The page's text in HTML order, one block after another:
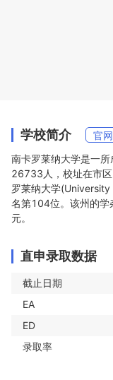
学校简介
官网
南卡罗莱纳大学是一
26733人，校址在市
罗莱纳大学
名第104位。该州的
元。
直申录取数据
截止日期
EA
ED
录取率